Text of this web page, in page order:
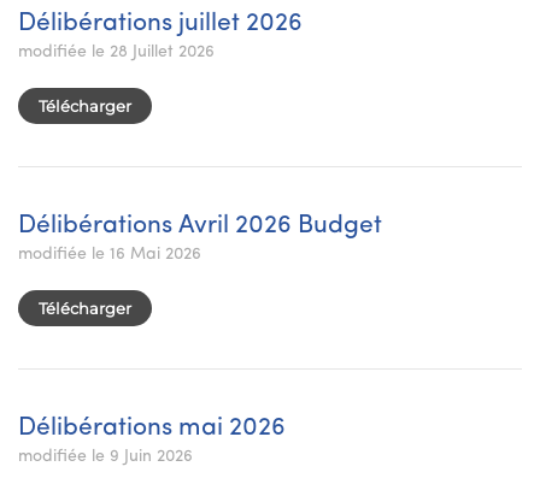
Délibérations juillet 2026
modifiée le 28 Juillet 2026
Télécharger
Délibérations Avril 2026 Budget
modifiée le 16 Mai 2026
Télécharger
Délibérations mai 2026
modifiée le 9 Juin 2026